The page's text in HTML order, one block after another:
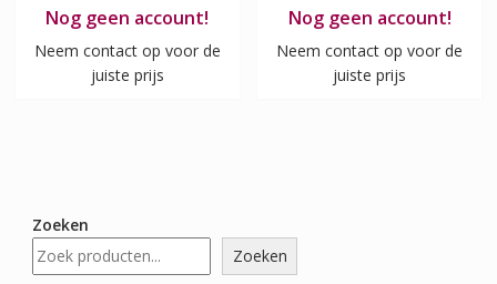
Nog geen account!
Neem contact op voor de
juiste prijs
Nog geen account!
Neem contact op voor de
juiste prijs
Zoeken
Zoeken